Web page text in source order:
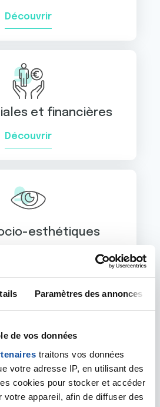
Paramètres des annonces
de vos données
traitons vos données
votre adresse IP, en utilisant des
cookies pour stocker et accéder
appareil, afin de diffuser des
Découvrir
et financières
Découvrir
esthétiques
à l'emploi